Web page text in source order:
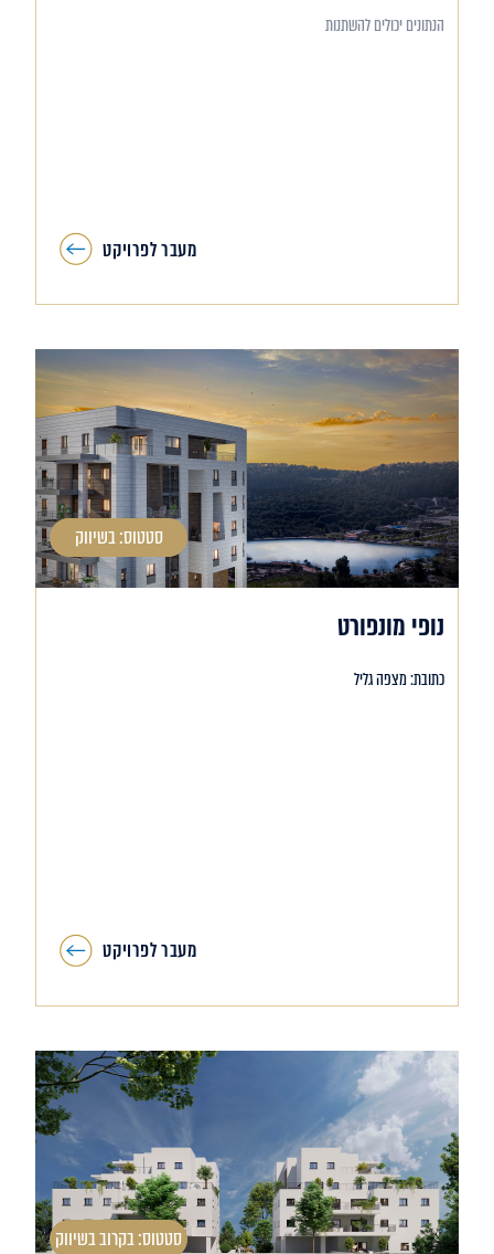
הנתונים יכולים להשתנות
מעבר לפרויקט
סטטוס: בשיווק
נופי מונפורט
כתובת: מצפה גליל
מעבר לפרויקט
סטטוס: בקרוב בשיווק